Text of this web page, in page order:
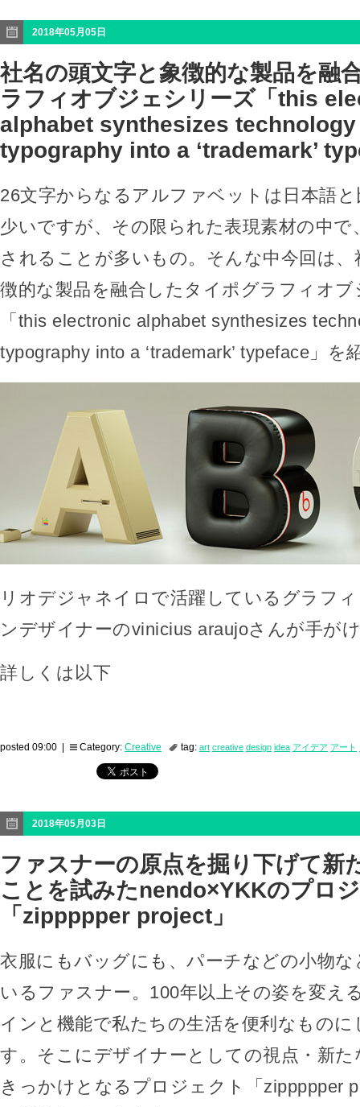
2018年05月05日
社名の頭文字と象徴的な製品を融
ラフィオブジェシリーズ「this
alphabet synthesizes
typography into a ‘trademark’
26文字からなるアルファベットは日本語
少いですが、その限られた表現素材の中で
されることが多いもの。そんな中今回は、
徴的な製品を融合したタイポグラフィオ
「this electronic alphabet synthesizes
typography into a ‘trademark’ typeface」を
リオデジャネイロで活躍しているグラフ
ンデザイナーのvinicius araujoさんが手が
詳しくは以下
posted 09:00 | Category: Creative tag: art creative design idea アイデア アート
2018年05月03日
ファスナーの原点を掘り下げて新
ことを試みたnendo×YKKのプロ
「zippppper project」
衣服にもバッグにも、パーチなどの小物
いるファスナー。100年以上その姿を変え
インと機能で私たちの生活を便利なもの
す。そこにデザイナーとしての視点・新
きっかけとなるプロジェクト「zippppper